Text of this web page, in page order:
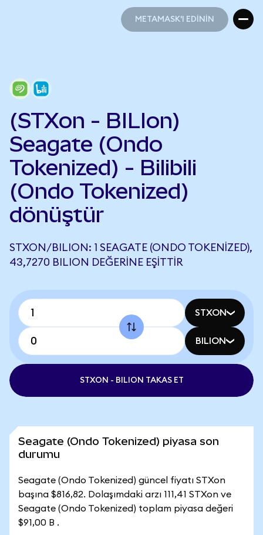
METAMASK'I EDİNİN
(STXon - BILIon)
Seagate (Ondo
Tokenized) - Bilibili
(Ondo Tokenized)
dönüştür
STXON/BILION: 1 SEAGATE (ONDO TOKENIZED),
43,7270 BILION DEĞERINE EŞITTIR
STXON
BILION
STXON - BILION TAKAS ET
Seagate (Ondo Tokenized) piyasa son
durumu
Seagate (Ondo Tokenized) güncel fiyatı STXon
başına $816,82. Dolaşımdaki arzı 111,41 STXon ve
Seagate (Ondo Tokenized) toplam piyasa değeri
$91,00 B .